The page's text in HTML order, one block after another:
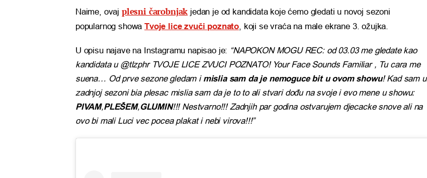
Naime, ovaj plesni čarobnjak jedan je od kandidata koje ćemo gledati u novoj sezoni
popularnog showaTvoje lice zvuči poznato, koji se vraća na male ekrane 3. ožujka.
U opisu najave na Instagramu napisao je: “NAPOKON MOGU REC: od 03.03 me gledate kao
kandidata u @tlzphr TVOJE LICE ZVUCI POZNATO! Your Face Sounds Familiar , Tu cara me
suena… Od prve sezone gledam i mislia sam da je nemoguce bit u ovom showu! Kad sam u
zadnjoj sezoni bia plesac mislia sam da je to to ali stvari dođu na svoje i evo mene u showu:
PIVAM,PLEŠEM,GLUMIN!!! Nestvarno!!! Zadnjih par godina ostvarujem djecacke snove ali na
ovo bi mali Luci vec pocea plakat i nebi virova!!!”